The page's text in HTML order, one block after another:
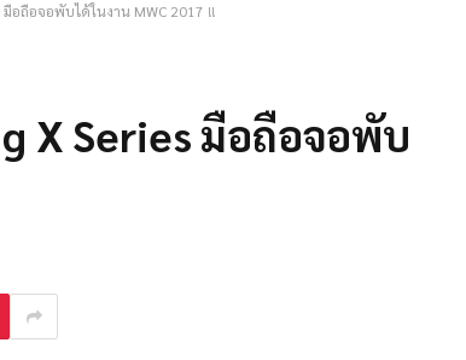
มือถือจอพับได้ในงาน MWC 2017 !!
X Series มือถือจอพับ